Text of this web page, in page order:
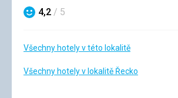
Hodnocení
4,2 / 5
Všechny hotely v této lokalitě
Všechny hotely v lokalitě Řecko